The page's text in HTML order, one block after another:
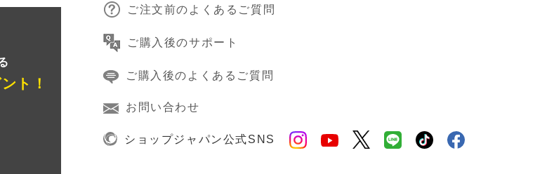
ト！
ご注文前のよくあるご質問
ご購入後のサポート
ご購入後のよくあるご質問
お問い合わせ
ショップジャパン公式SNS